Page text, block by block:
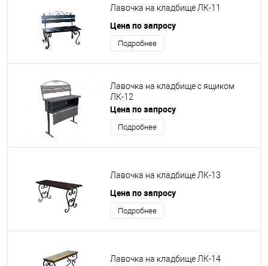
Лавочка на кладбище ЛК-11
Цена по запросу
Подробнее
Лавочка на кладбище с ящиком
ЛК-12
Цена по запросу
Подробнее
Лавочка на кладбище ЛК-13
Цена по запросу
Подробнее
Лавочка на кладбище ЛК-14